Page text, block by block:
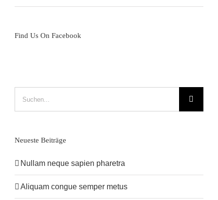
Find Us On Facebook
Neueste Beiträge
Nullam neque sapien pharetra
Aliquam congue semper metus